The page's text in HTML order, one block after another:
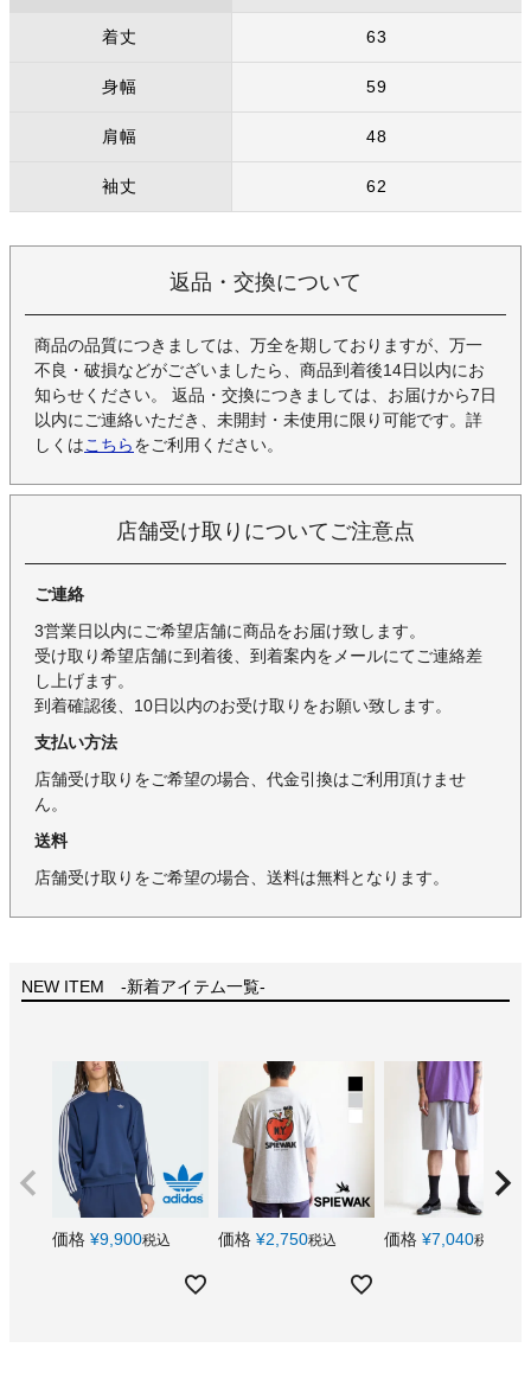
着丈 63
身幅 59
肩幅 48
袖丈 62
返品・交換について
商品の品質につきましては、万全を期しておりますが、万一
不良・破損などがございましたら、商品到着後14日以内にお
知らせください。 返品・交換につきましては、お届けから7日
以内にご連絡いただき、未開封・未使用に限り可能です。詳
しくはこちらをご利用ください。
店舗受け取りについてご注意点
ご連絡
3営業日以内にご希望店舗に商品をお届け致します。
受け取り希望店舗に到着後、到着案内をメールにてご連絡差
し上げます。
到着確認後、10日以内のお受け取りをお願い致します。
支払い方法
店舗受け取りをご希望の場合、代金引換はご利用頂けませ
ん。
送料
店舗受け取りをご希望の場合、送料は無料となります。
NEW ITEM -新着アイテム一覧-
価格 ¥9,900税込 価格 ¥2,750税込 価格 ¥7,040税込